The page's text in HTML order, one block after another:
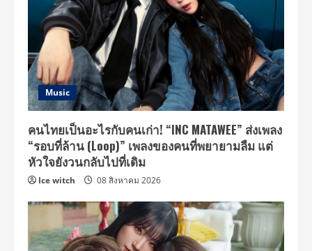
ตัว
ผลิตภัณฑ์
ใหม่
ล่าสุด
Music
คนไทยเป็นอะไรกับคนเก่า! “INC MATAWEE” ส่งเพลง
“รอบที่ล้าน (Loop)” เพลงของคนที่พยายามลืม แต่
หัวใจยังวนกลับไปที่เดิม
Ice witch 08 สิงหาคม 2026